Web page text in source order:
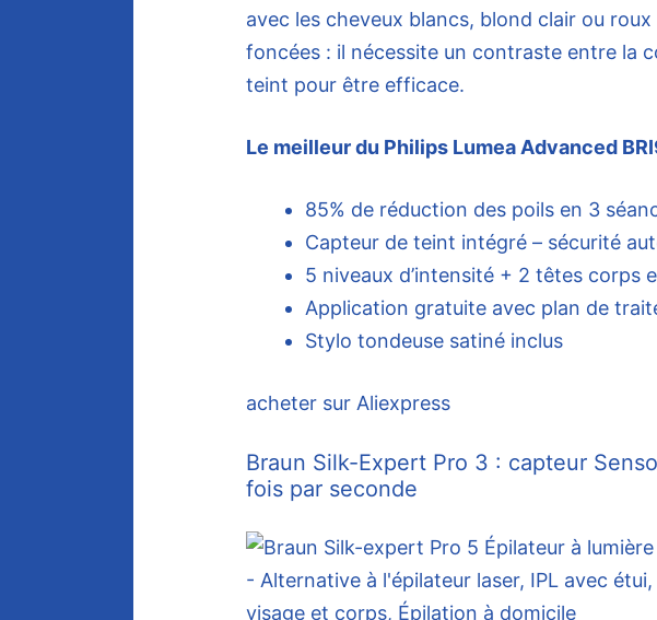
avec les cheveux blancs, blond clair ou
foncées : il nécessite un contraste entre la
teint pour être efficace.
Le meilleur du Philips Lumea Advanced
85% de réduction des poils en 3
Capteur de teint intégré – sécurité
5 niveaux d’intensité + 2 têtes corps
Application gratuite avec plan de
Stylo tondeuse satiné inclus
acheter sur Aliexpress
Braun Silk-Expert Pro 3 : capteur
fois par seconde